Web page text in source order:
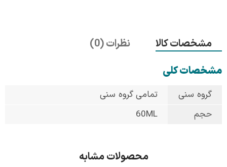
مشخصات کالا
نظرات (0)
مشخصات کلی
گروه سنی
تمامی گروه سنی
حجم
60ML
محصولات مشابه